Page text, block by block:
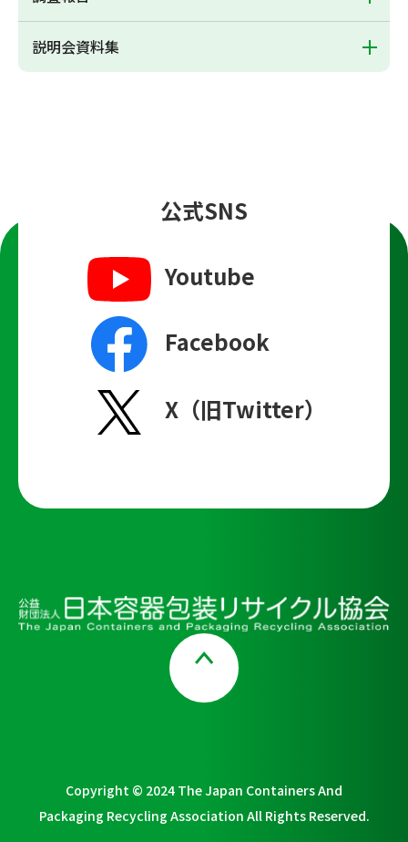
説明会資料集
公式SNS
Youtube
Facebook
X（旧Twitter）
Copyright © 2024 The Japan Containers And
Packaging Recycling Association All Rights Reserved.